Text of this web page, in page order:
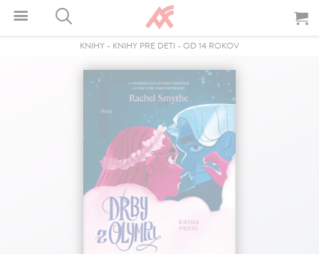
KNIHY - KNIHY PRE DETI - OD 14 ROKOV